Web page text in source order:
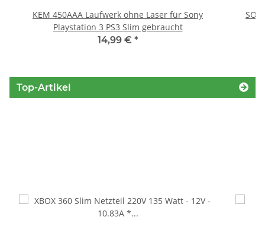
KEM 450AAA Laufwerk ohne Laser für Sony
Playstation 3 PS3 Slim gebraucht
14,99 € *
Top-Artikel